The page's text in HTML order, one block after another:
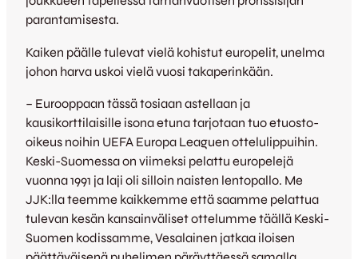
parantamisesta.
Kaiken päälle tulevat vielä kohistut europelit, unelma
johon harva uskoi vielä vuosi takaperinkään.
– Eurooppaan tässä tosiaan astellaan ja
kausikorttilaisille isona etuna tarjotaan tuo etuosto-
oikeus noihin UEFA Europa Leaguen ottelulippuihin.
Keski-Suomessa on viimeksi pelattu europelejä
vuonna 1991 ja laji oli silloin naisten lentopallo. Me
JJK:lla teemme kaikkemme että saamme pelattua
tulevan kesän kansainväliset ottelumme täällä Keski-
Suomen kodissamme, Vesalainen jatkaa iloisen